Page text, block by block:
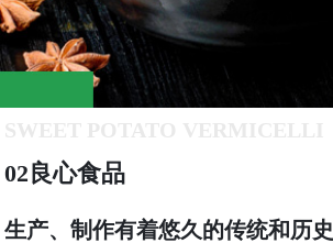
02良心食品
生产、制作有着悠久的传统和历史